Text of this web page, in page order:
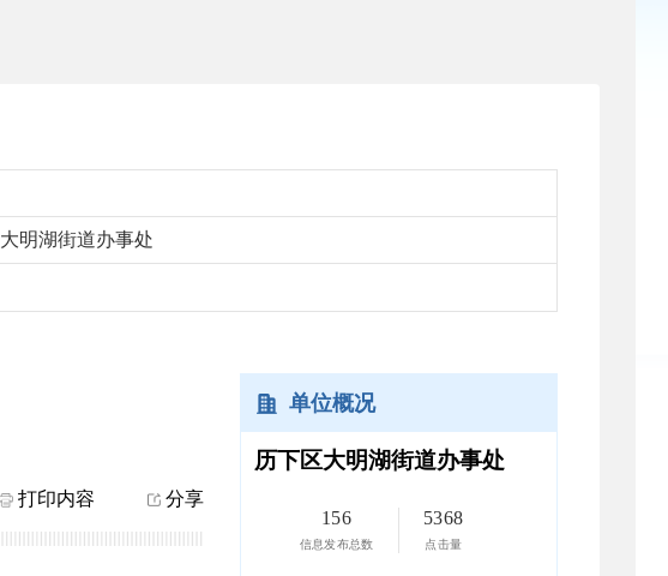
大明湖街道办事处
打印内容 分享
单位概况
历下区大明湖街道办事处
156
信息发布总数
5368
点击量